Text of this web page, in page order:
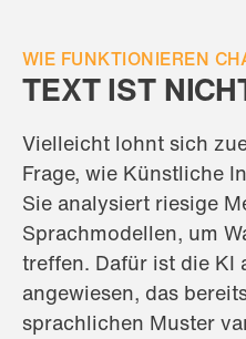
WIE FUNKTIONIEREN
TEXT IST
Vielleicht lohnt sich
Frage, wie Künstliche
Sie analysiert riesige
Sprachmodellen, um
treffen. Dafür ist die KI
angewiesen, das
sprachlichen Muster